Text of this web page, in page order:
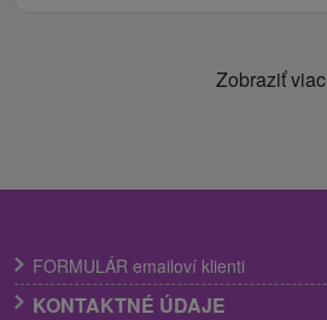
Zobraziť viac
FORMULÁR emailoví klienti
KONTAKTNÉ ÚDAJE